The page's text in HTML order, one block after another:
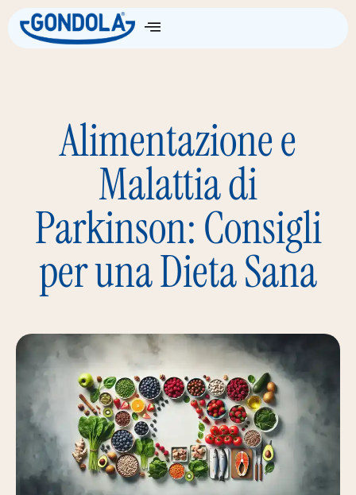
Alimentazione e
Malattia di
Parkinson: Consigli
per una Dieta Sana